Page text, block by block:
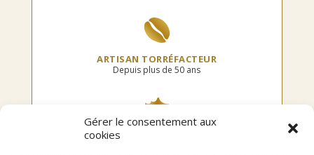
Gérer le consentement aux
cookies
ARTISAN TORRÉFACTEUR
Depuis plus de 50 ans
TORRÉFIÉ EN FRANCE